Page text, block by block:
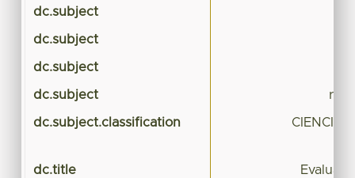
dc.subject
dc.subject
dc.subject
dc.subject
dc.subject.classification
dc.title